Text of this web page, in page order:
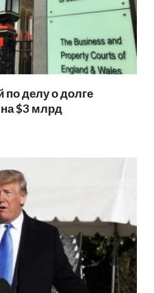
делу о долге
$3 млрд